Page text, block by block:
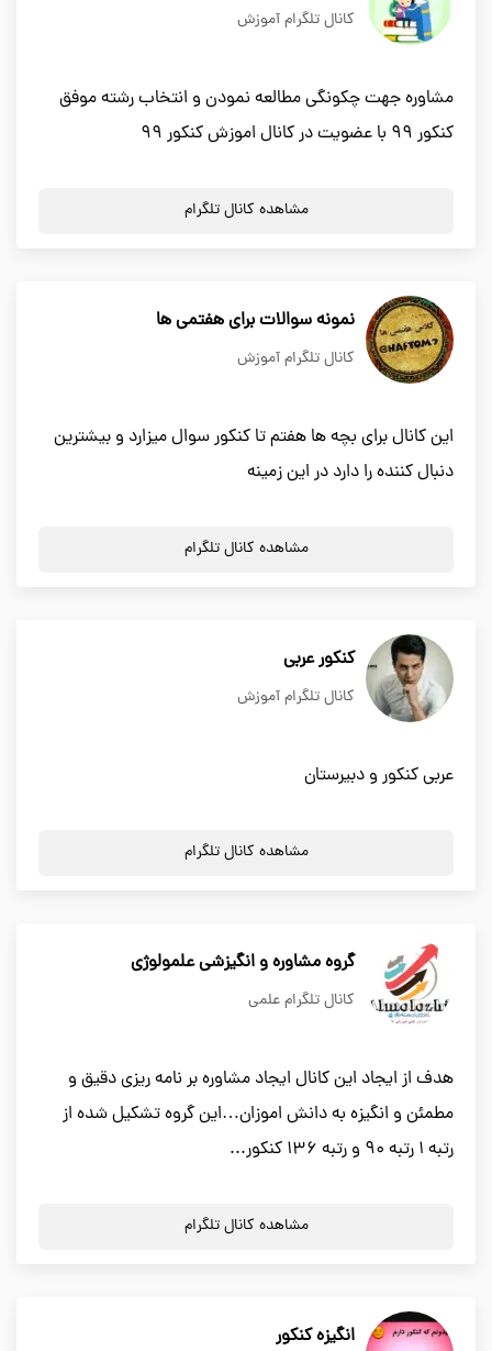
کانال تلگرام آموزش
مشاوره جهت چکونگی مطالعه نمودن و انتخاب رشته موفق
کنکور ۹۹ با عضویت در کانال اموزش کنکور ۹۹
مشاهده کانال تلگرام
نمونه سوالات برای هفتمی ها
کانال تلگرام آموزش
این کانال برای بچه ها هفتم تا کنکور سوال میزارد و بیشترین
دنبال کننده را دارد در این زمینه
مشاهده کانال تلگرام
کنکور عربی
کانال تلگرام آموزش
عربی کنکور و دبیرستان
مشاهده کانال تلگرام
گروه مشاوره و انگیزشی علمولوژی
کانال تلگرام علمی
هدف از ایجاد این کانال ایجاد مشاوره بر نامه ریزی دقیق و
مطمئن و انگیزه به دانش اموزان…این گروه تشکیل شده از
رتبه 1 رتبه 90 و رتبه 136 کنکور...
مشاهده کانال تلگرام
انگیزه کنکور